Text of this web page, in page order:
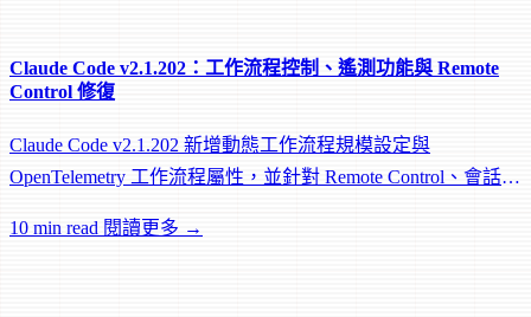
Claude Code v2.1.202：工作流程控制、遙測功能與 Remote
Control 修復
Claude Code v2.1.202 新增動態工作流程規模設定與
OpenTelemetry 工作流程屬性，並針對 Remote Control、會話管
10 min read 閱讀更多 →